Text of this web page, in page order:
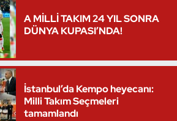
A MİLLİ TAKIM 24 YIL SONRA
DÜNYA KUPASI’NDA!
İstanbul’da Kempo heyecanı:
Milli Takım Seçmeleri
tamamlandı